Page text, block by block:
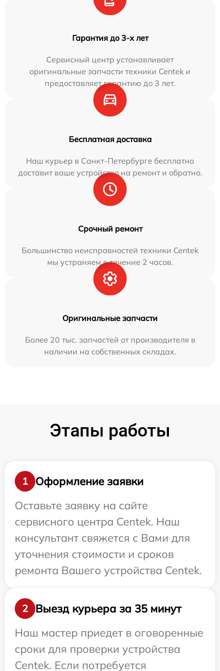
Гарантия до 3-х лет
Сервисный центр устанавливает
оригинальные запчасти техники Centek и
предоставляет гарантию до 3 лет.
Бесплатная доставка
Наш курьер в Санкт-Петербурге бесплатно
доставит ваше устройство на ремонт и обратно.
Срочный ремонт
Большинство неисправностей техники Centek
мы устраняем в течение 2 часов.
Оригинальные запчасти
Более 20 тыс. запчастей от производителя в
наличии на собственных складах.
Этапы работы
1
Оформление заявки
Оставьте заявку на сайте
сервисного центра Centek. Наш
консультант свяжется с Вами для
уточнения стоимости и сроков
ремонта Вашего устройства Centek.
2
Выезд курьера за 35 минут
Наш мастер приедет в оговоренные
сроки для проверки устройства
Centek. Если потребуется